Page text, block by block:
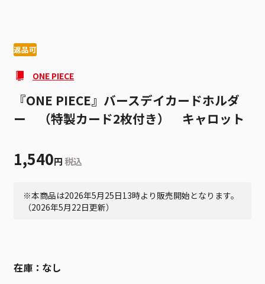
返品可
ONE PIECE
『ONE PIECE』バースデイカードホルダ
ー （特製カード2枚付き） キャロット
1,540円 税込
※本商品は2026年5月25日13時より販売開始となります。
（2026年5月22日更新）
在庫： なし